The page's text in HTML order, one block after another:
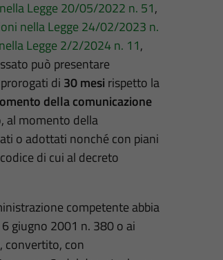
Legge 20/05/2022 n. 51,
nella Legge 24/02/2023 n.
Legge 2/2/2024 n. 11,
può presentare
di 30 mesi rispetto la
della comunicazione
al momento della
o adottati nonché con piani
di cui al decreto
competente abbia
giugno 2001 n. 380 o ai
convertito, con